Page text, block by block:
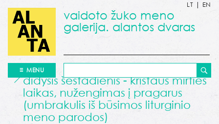
LT | EN
vaidoto žuko meno
galerija. alantos dvaras
MENU
didysis šeštadienis - kristaus mirties
laikas, nužengimas į pragarus
(umbrakulis iš būsimos liturginio
meno parodos)